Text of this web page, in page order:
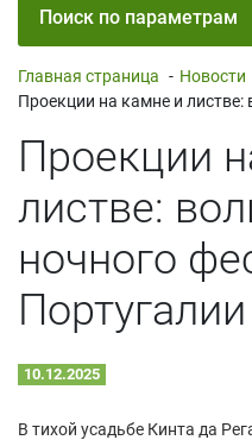
Поиск по параметрам
Главная страница - Новости
Проекции
листве:
ночного
Португалии
10.12.2025
В тихой усадьбе Кинта да